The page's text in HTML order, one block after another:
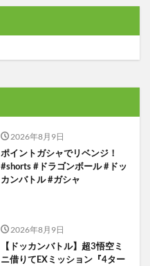
2026年8月9日
ポイントガシャでリベンジ！
#shorts #ドラゴンボール #ドッ
カンバトル #ガシャ
2026年8月9日
【ドッカンバトル】超3悟空ミ
ニ借りてEXミッション『4ター